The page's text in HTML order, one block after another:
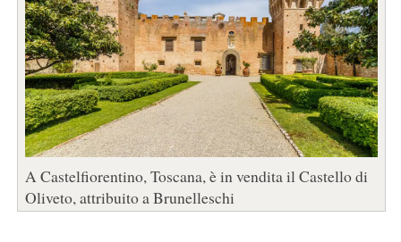
A Castelfiorentino, Toscana, è in vendita il Castello di
Oliveto, attribuito a Brunelleschi